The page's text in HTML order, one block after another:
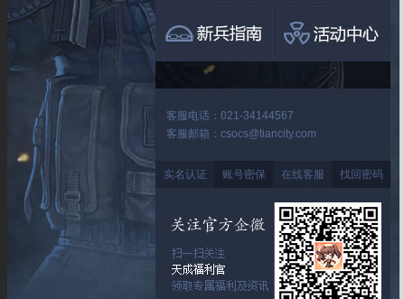
客服电话：021-34144567
客服邮箱：csocs@tiancity.com
实名认证 账号密保 在线客服 找回密码